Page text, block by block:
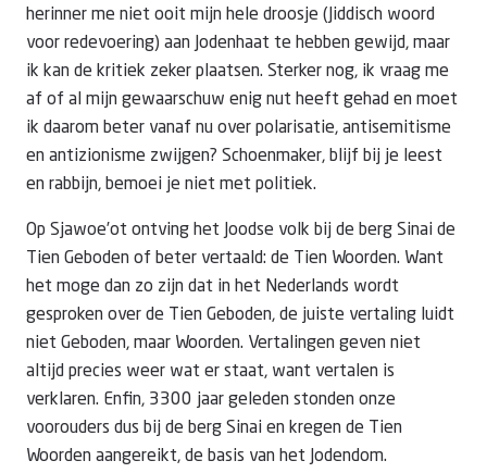
herinner me niet ooit mijn hele droosje (Jiddisch woord
voor redevoering) aan Jodenhaat te hebben gewijd, maar
ik kan de kritiek zeker plaatsen. Sterker nog, ik vraag me
af of al mijn gewaarschuw enig nut heeft gehad en moet
ik daarom beter vanaf nu over polarisatie, antisemitisme
en antizionisme zwijgen? Schoenmaker, blijf bij je leest
en rabbijn, bemoei je niet met politiek.
Op Sjawoe’ot ontving het Joodse volk bij de berg Sinai de
Tien Geboden of beter vertaald: de Tien Woorden. Want
het moge dan zo zijn dat in het Nederlands wordt
gesproken over de Tien Geboden, de juiste vertaling luidt
niet Geboden, maar Woorden. Vertalingen geven niet
altijd precies weer wat er staat, want vertalen is
verklaren. Enfin, 3300 jaar geleden stonden onze
voorouders dus bij de berg Sinai en kregen de Tien
Woorden aangereikt, de basis van het Jodendom.